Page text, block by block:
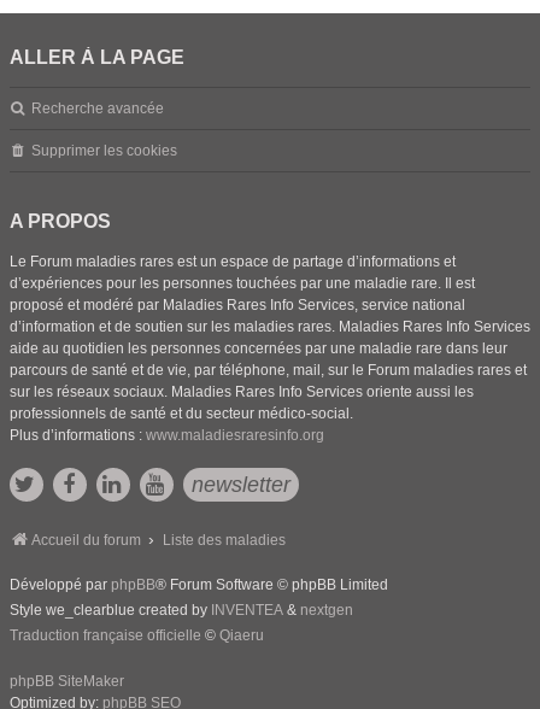
ALLER À LA PAGE
Recherche avancée
Supprimer les cookies
A PROPOS
Le Forum maladies rares est un espace de partage d’informations et
d’expériences pour les personnes touchées par une maladie rare. Il est
proposé et modéré par Maladies Rares Info Services, service national
d’information et de soutien sur les maladies rares. Maladies Rares Info Services
aide au quotidien les personnes concernées par une maladie rare dans leur
parcours de santé et de vie, par téléphone, mail, sur le Forum maladies rares et
sur les réseaux sociaux. Maladies Rares Info Services oriente aussi les
professionnels de santé et du secteur médico-social.
Plus d’informations : www.maladiesraresinfo.org
newsletter
Accueil du forum Liste des maladies
Développé par phpBB® Forum Software © phpBB Limited
Style we_clearblue created by INVENTEA & nextgen
Traduction française officielle © Qiaeru
phpBB SiteMaker
Optimized by: phpBB SEO